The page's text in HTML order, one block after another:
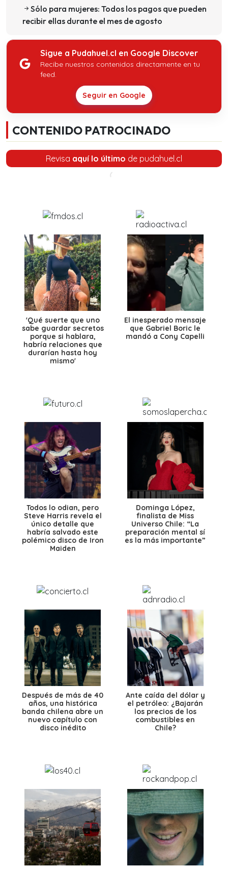
Sólo para mujeres: Todos los pagos que pueden
recibir ellas durante el mes de agosto
Sigue a Pudahuel.cl en Google Discover
Recibe nuestros contenidos directamente en tu
feed.
Seguir en Google
CONTENIDO PATROCINADO
Revisa aquí lo último de pudahuel.cl
'Qué suerte que uno
sabe guardar secretos
porque si hablara,
habría relaciones que
durarían hasta hoy
mismo'
El inesperado mensaje
que Gabriel Boric le
mandó a Cony Capelli
Todos lo odian, pero
Steve Harris revela el
único detalle que
habría salvado este
polémico disco de Iron
Maiden
Dominga López,
finalista de Miss
Universo Chile: “La
preparación mental sí
es la más importante”
Después de más de 40
años, una histórica
banda chilena abre un
nuevo capítulo con
disco inédito
Ante caída del dólar y
el petróleo: ¿Bajarán
los precios de los
combustibles en
Chile?